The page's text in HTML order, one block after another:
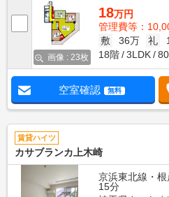
画像 : 23枚
18万円
管理費等：
敷
36万 礼
18階
3LDK
空室確認 無料
賃貸ハイツ
カサブランカ上木崎
京浜東北線・
15分